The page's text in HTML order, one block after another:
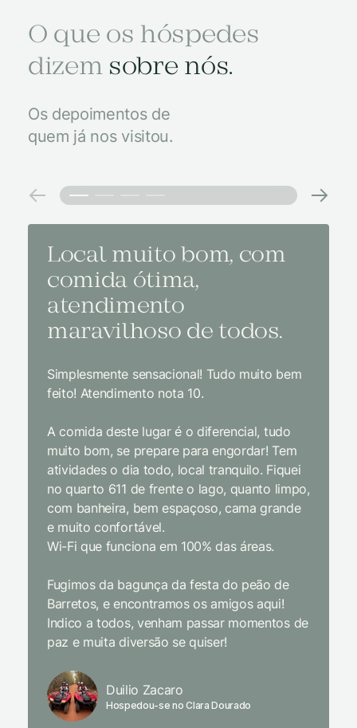
O que os hóspedes
dizem sobre nós.
Os depoimentos de
quem já nos visitou.
Local muito bom, com
comida ótima,
atendimento
maravilhoso de todos.
Simplesmente sensacional! Tudo muito bem
feito! Atendimento nota 10.
A comida deste lugar é o diferencial, tudo
muito bom, se prepare para engordar! Tem
atividades o dia todo, local tranquilo. Fiquei
no quarto 611 de frente o lago, quanto limpo,
com banheira, bem espaçoso, cama grande
e muito confortável.
Wi-Fi que funciona em 100% das áreas.
Fugimos da bagunça da festa do peão de
Barretos, e encontramos os amigos aqui!
Indico a todos, venham passar momentos de
paz e muita diversão se quiser!
Duilio Zacaro
Hospedou-se no Clara Dourado